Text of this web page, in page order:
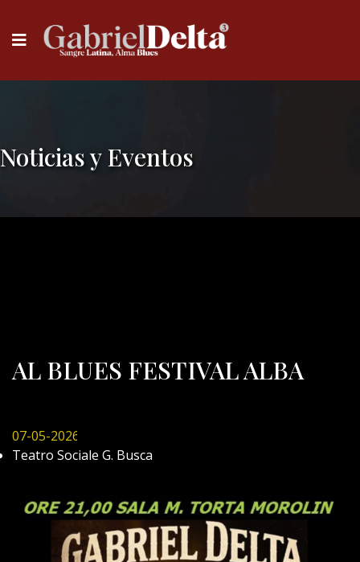
Noticias y Eventos
AL BLUES FESTIVAL ALBA
07-05-2026
Teatro Sociale G. Busca